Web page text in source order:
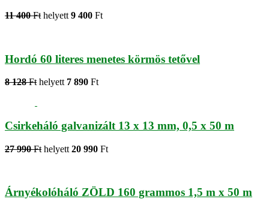
11 400 Ft helyett 9 400 Ft
Hordó 60 literes menetes körmös tetővel
8 128 Ft helyett 7 890 Ft
Csirkeháló galvanizált 13 x 13 mm, 0,5 x 50 m
27 990 Ft helyett 20 990 Ft
Árnyékolóháló ZÖLD 160 grammos 1,5 m x 50 m